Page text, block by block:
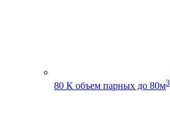
80 К объем парных до 80м3